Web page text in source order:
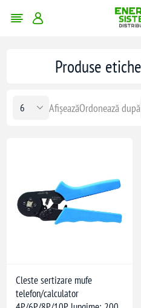
Produse
Ordonează după
Afișează
Cleste sertizare mufe
telefon/calculator